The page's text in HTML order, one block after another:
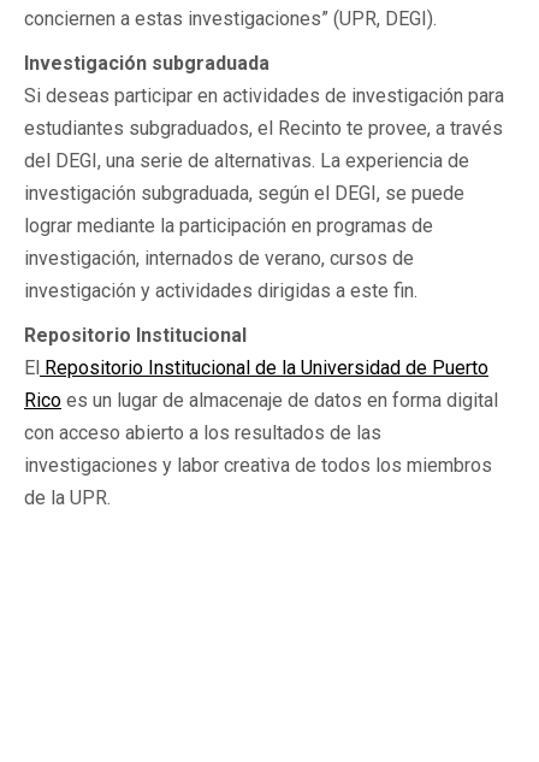
conciernen a estas investigaciones” (UPR, DEGI).
Investigación subgraduada
Si deseas participar en actividades de investigación para
estudiantes subgraduados, el Recinto te provee, a través
del DEGI, una serie de alternativas. La experiencia de
investigación subgraduada, según el DEGI, se puede
lograr mediante la participación en programas de
investigación, internados de verano, cursos de
investigación y actividades dirigidas a este fin.
Repositorio Institucional
El Repositorio Institucional de la Universidad de Puerto
Rico es un lugar de almacenaje de datos en forma digital
con acceso abierto a los resultados de las
investigaciones y labor creativa de todos los miembros
de la UPR.